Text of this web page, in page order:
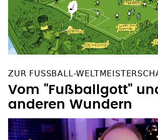
ZUR FUSSBALL-
Vom "Fußballgott"
anderen Wundern